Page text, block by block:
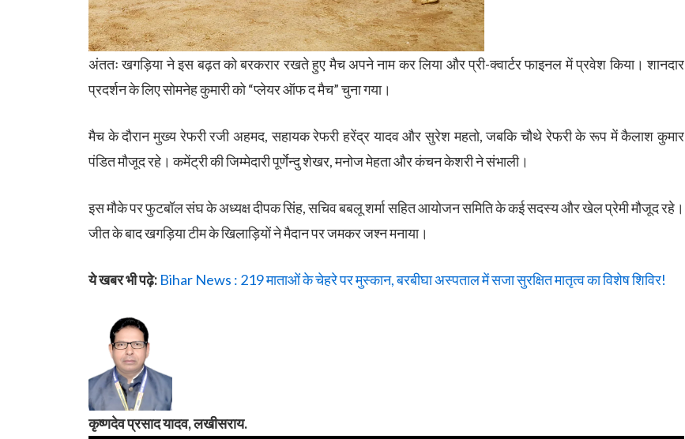
अंततः खगड़िया ने इस बढ़त को बरकरार रखते हुए मैच अपने नाम कर लिया और प्री-क्वार्टर फाइनल में प्रवेश किया। शानदार
प्रदर्शन के लिए सोमनेह कुमारी को “प्लेयर ऑफ द मैच” चुना गया।
मैच के दौरान मुख्य रेफरी रजी अहमद, सहायक रेफरी हरेंद्र यादव और सुरेश महतो, जबकि चौथे रेफरी के रूप में कैलाश कुमार
पंडित मौजूद रहे। कमेंट्री की जिम्मेदारी पूर्णेन्दु शेखर, मनोज मेहता और कंचन केशरी ने संभाली।
इस मौके पर फुटबॉल संघ के अध्यक्ष दीपक सिंह, सचिव बबलू शर्मा सहित आयोजन समिति के कई सदस्य और खेल प्रेमी मौजूद रहे।
जीत के बाद खगड़िया टीम के खिलाड़ियों ने मैदान पर जमकर जश्न मनाया।
ये खबर भी पढ़े: Bihar News : 219 माताओं के चेहरे पर मुस्कान, बरबीघा अस्पताल में सजा सुरक्षित मातृत्व का विशेष शिविर!
कृष्णदेव प्रसाद यादव, लखीसराय.